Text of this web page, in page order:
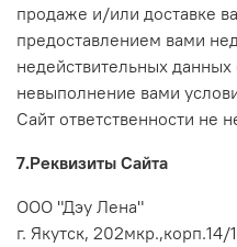
продаже и/или доставке
предоставлением вами
недействительных данных
невыполнение вами
Сайт ответственности не
7.Реквизиты Сайта
ООО "Дэу Лена"
г. Якутск, 202мкр.,корп.14/1